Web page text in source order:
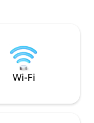
castelos e
Wi-Fi e
são obrigatórios.
Wi-Fi